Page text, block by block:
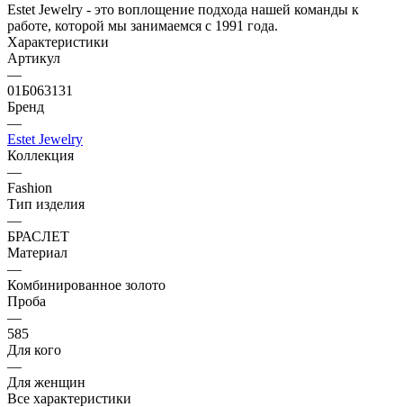
Estet Jewelry - это воплощение подхода нашей команды к
работе, которой мы занимаемся с 1991 года.
Характеристики
Артикул
—
01Б063131
Бренд
—
Estet Jewelry
Коллекция
—
Fashion
Тип изделия
—
БРАСЛЕТ
Материал
—
Комбинированное золото
Проба
—
585
Для кого
—
Для женщин
Все характеристики